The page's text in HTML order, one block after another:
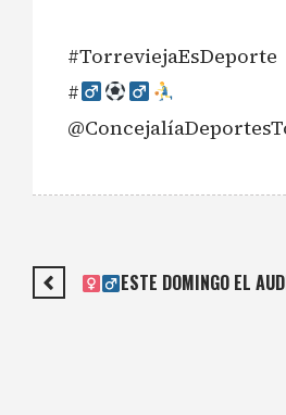
#TorreviejaEsDeporte
#‍
ESTE DOMINGO EL